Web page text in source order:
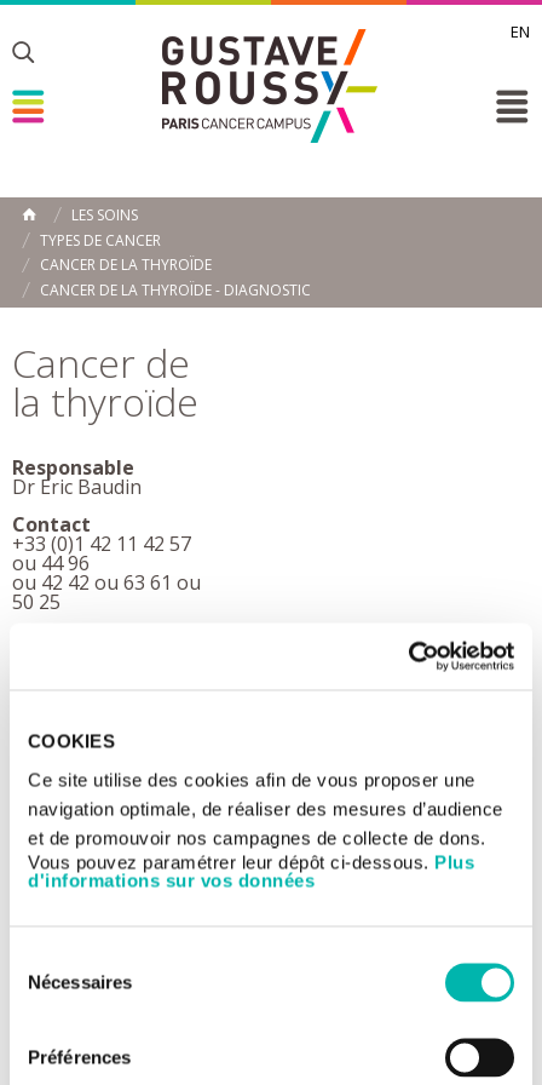
COOKIES
Ce site utilise des cookies afin de vous proposer une
navigation optimale, de réaliser des mesures d’audience
et de promouvoir nos campagnes de collecte de dons.
Vous pouvez paramétrer leur dépôt ci-dessous. Plus
d'informations sur vos données
Nécessaires
Préférences
EN
Toggle
Toggle
Toggle
ACCUEIL
LES SOINS
TYPES DE CANCER
CANCER DE LA THYROÏDE
CANCER DE LA THYROÏDE - DIAGNOSTIC
Cancer de
la thyroïde
Responsable
Dr Eric Baudin
Contact
+33 (0)1 42 11 42 57
ou 44 96
ou 42 42 ou 63 61 ou
50 25
Diagnostic
Traitement
Equipe
sera demandé d’amener l’ensemble des examens déjà réalisés
(par exemple : analyses cytologiques ou
imagerie : scanner, IRM, PET Scan, scintigraphie osseuse,
échographie) puis le bilan concernant votre maladie sera